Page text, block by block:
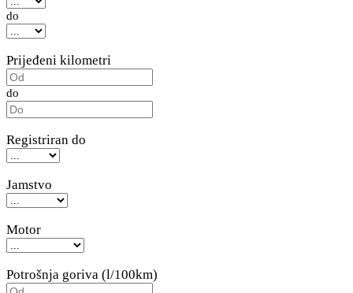
do
Prijeđeni kilometri
do
Registriran do
Jamstvo
Motor
Potrošnja goriva (l/100km)